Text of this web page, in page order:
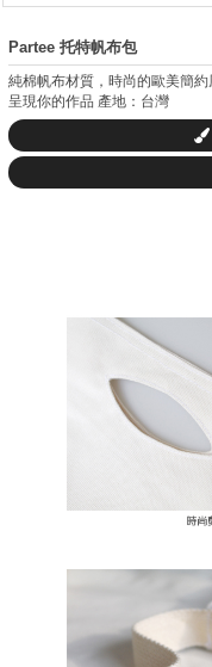
Partee 托特帆布包
純棉帆布材質，時尚的歐美簡
呈現你的作品 產地：台灣